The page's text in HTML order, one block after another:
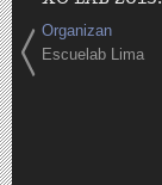
Organizan
Escuelab Lima